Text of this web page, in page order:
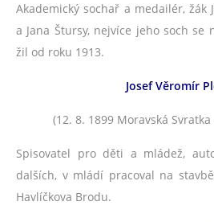
Akademický sochař a medailér, žák
a Jana Štursy, nejvíce jeho soch se
žil od roku 1913.
Josef Věromír
(12. 8. 1899 Moravská
Spisovatel pro děti a mládež,
dalších, v mládí pracoval na
Havlíčkova Brodu.